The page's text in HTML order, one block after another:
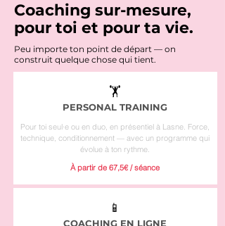
Coaching sur-mesure,
pour toi et pour ta vie.
Peu importe ton point de départ — on
construit quelque chose qui tient.
🏋️
PERSONAL TRAINING
Pour toi seul·e ou en duo, en présentiel à Lasne. Force,
technique, conditionnement — avec un programme qui
évolue à ton rythme.
À partir de 67,5€ / séance
📱
COACHING EN LIGNE